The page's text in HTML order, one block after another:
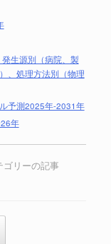
生源別（病院、製
、処理方法別（物理
予測2025年-2031年
年
ゴリーの記事